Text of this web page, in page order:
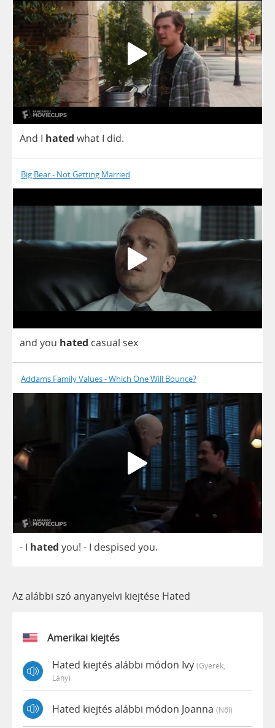
And I hated what I did.
Big Bear - Not Getting Married
and you hated casual sex
Addams Family Values - Which One Will Bounce?
- I hated you! - I despised you.
Az alábbi szó anyanyelvi kiejtése Hated
Amerikai kiejtés
Hated kiejtés alábbi módon Ivy (gyerek,
Lány)
Hated kiejtés alábbi módon Joanna (női)